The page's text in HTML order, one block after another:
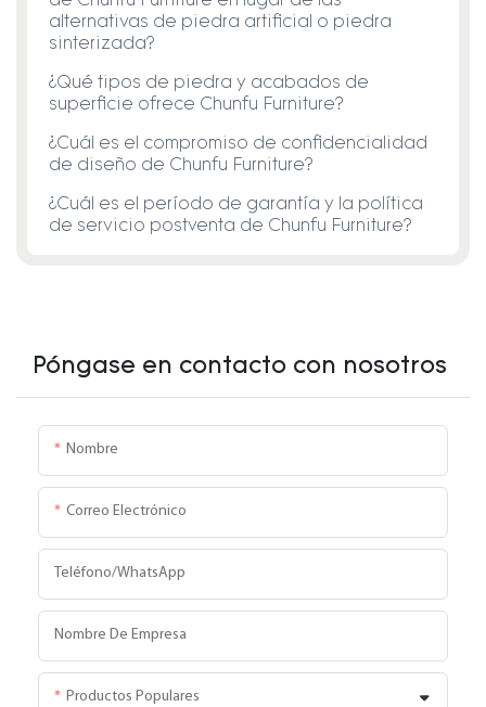
alternativas de piedra artificial o piedra
sinterizada?
¿Qué tipos de piedra y acabados de
superficie ofrece Chunfu Furniture?
¿Cuál es el compromiso de confidencialidad
de diseño de Chunfu Furniture?
¿Cuál es el período de garantía y la política
de servicio postventa de Chunfu Furniture?
Póngase en contacto con nosotros
Nombre
Correo Electrónico
Teléfono/WhatsApp
Nombre De Empresa
Productos Populares